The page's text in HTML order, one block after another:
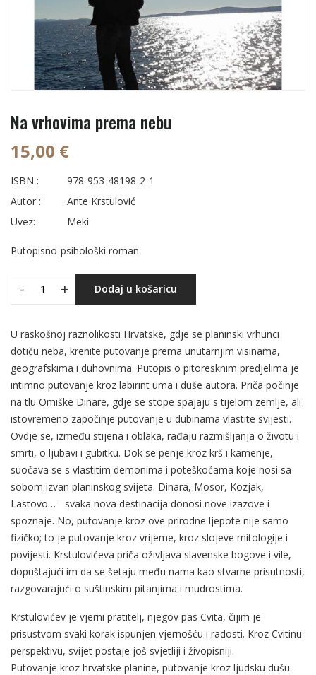
Na vrhovima prema nebu
15,00 €
ISBN :
978-953-48198-2-1
Autor :
Ante Krstulović
Uvez:
Meki
Putopisno-psihološki roman
- + Dodaj u košaricu
U raskošnoj raznolikosti Hrvatske, gdje se planinski vrhunci
dotiču neba, krenite putovanje prema unutarnjim visinama,
geografskima i duhovnima. Putopis o pitoresknim predjelima je
intimno putovanje kroz labirint uma i duše autora. Priča počinje
na tlu Omiške Dinare, gdje se stope spajaju s tijelom zemlje, ali
istovremeno započinje putovanje u dubinama vlastite svijesti.
Ovdje se, između stijena i oblaka, rađaju razmišljanja o životu i
smrti, o ljubavi i gubitku. Dok se penje kroz krš i kamenje,
suočava se s vlastitim demonima i poteškoćama koje nosi sa
sobom izvan planinskog svijeta. Dinara, Mosor, Kozjak,
Lastovo… - svaka nova destinacija donosi nove izazove i
spoznaje. No, putovanje kroz ove prirodne ljepote nije samo
fizičko; to je putovanje kroz vrijeme, kroz slojeve mitologije i
povijesti. Krstulovićeva priča oživljava slavenske bogove i vile,
dopuštajući im da se šetaju među nama kao stvarne prisutnosti,
razgovarajući o suštinskim pitanjima i mudrostima.
Krstulovićev je vjerni pratitelj, njegov pas Cvita, čijim je
prisustvom svaki korak ispunjen vjernošću i radosti. Kroz Cvitinu
perspektivu, svijet postaje još svjetliji i živopisniji.
Putovanje kroz hrvatske planine, putovanje kroz ljudsku dušu.